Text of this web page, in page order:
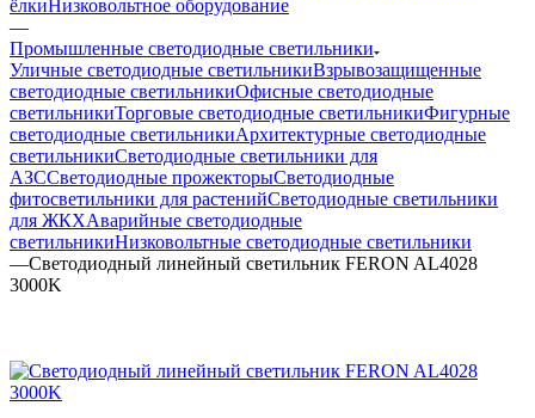
ёлкиНизковольтное оборудование
—
Промышленные светодиодные светильники
Уличные светодиодные светильникиВзрывозащищенные
светодиодные светильникиОфисные светодиодные
светильникиТорговые светодиодные светильникиФигурные
светодиодные светильникиАрхитектурные светодиодные
светильникиСветодиодные светильники для
АЗССветодиодные прожекторыСветодиодные
фитосветильники для растенийСветодиодные светильники
для ЖКХАварийные светодиодные
светильникиНизковольтные светодиодные светильники
—Светодиодный линейный светильник FERON AL4028
3000K